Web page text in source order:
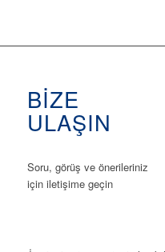
BİZE
ULAŞIN
Soru, görüş ve önerileriniz
için iletişime geçin